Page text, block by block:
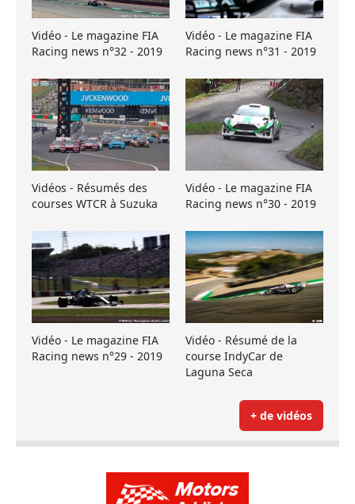
Vidéo - Le magazine FIA
Racing news n°32 - 2019
Vidéo - Le magazine FIA
Racing news n°31 - 2019
Vidéos - Résumés des
courses WTCR à Suzuka
Vidéo - Le magazine FIA
Racing news n°30 - 2019
Vidéo - Le magazine FIA
Racing news n°29 - 2019
Vidéo - Résumé de la
course IndyCar de
Laguna Seca
+ de vidéos